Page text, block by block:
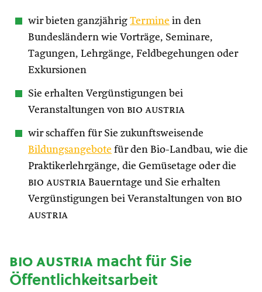
wir bieten ganzjährig Termine in den
Bundesländern wie Vorträge, Seminare,
Tagungen, Lehrgänge, Feldbegehungen oder
Exkursionen
Sie erhalten Vergünstigungen bei
Veranstaltungen von bio austria
wir schaffen für Sie zukunftsweisende
Bildungsangebote für den Bio-Landbau, wie die
Praktikerlehrgänge, die Gemüsetage oder die
bio austria Bauerntage und Sie erhalten
Vergünstigungen bei Veranstaltungen von bio
austria
bio austriamacht für Sie
Öffentlichkeitsarbeit